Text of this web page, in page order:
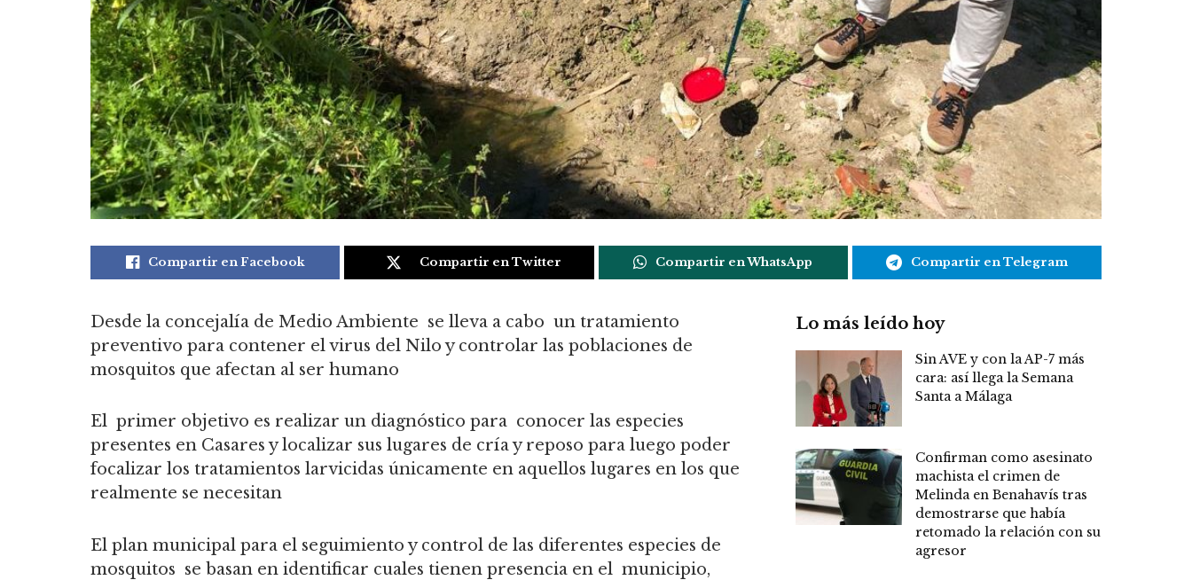
Compartir en Facebook Compartir en Twitter Compartir en WhatsApp Compartir en Telegram
Desde la concejalía de Medio Ambiente se lleva a cabo un tratamiento
preventivo para contener el virus del Nilo y controlar las poblaciones de
mosquitos que afectan al ser humano
El primer objetivo es realizar un diagnóstico para conocer las especies
presentes en Casares y localizar sus lugares de cría y reposo para luego poder
focalizar los tratamientos larvicidas únicamente en aquellos lugares en los que
realmente se necesitan
El plan municipal para el seguimiento y control de las diferentes especies de
mosquitos se basan en identificar cuales tienen presencia en el municipio,
Lo más leído hoy
Sin AVE y con la AP-7 más
cara: así llega la Semana
Santa a Málaga
Confirman como asesinato
machista el crimen de
Melinda en Benahavís tras
demostrarse que había
retomado la relación con su
agresor